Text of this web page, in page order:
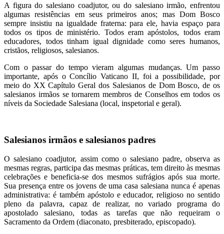
A figura do salesiano coadjutor, ou do salesiano irmão, enfrentou
algumas resistências em seus primeiros anos; mas Dom Bosco
sempre insistiu na igualdade fraterna: para ele, havia espaço para
todos os tipos de ministério. Todos eram apóstolos, todos eram
educadores, todos tinham igual dignidade como seres humanos,
cristãos, religiosos, salesianos.
Com o passar do tempo vieram algumas mudanças. Um passo
importante, após o Concílio Vaticano II, foi a possibilidade, por
meio do XX Capítulo Geral dos Salesianos de Dom Bosco, de os
salesianos irmãos se tornarem membros de Conselhos em todos os
níveis da Sociedade Salesiana (local, inspetorial e geral).
Salesianos irmãos e salesianos padres
O salesiano coadjutor, assim como o salesiano padre, observa as
mesmas regras, participa das mesmas práticas, tem direito às mesmas
celebrações e beneficia-se dos mesmos sufrágios após sua morte.
Sua presença entre os jovens de uma casa salesiana nunca é apenas
administrativa: é também apóstolo e educador, religioso no sentido
pleno da palavra, capaz de realizar, no variado programa do
apostolado salesiano, todas as tarefas que não requeiram o
Sacramento da Ordem (diaconato, presbiterado, episcopado).